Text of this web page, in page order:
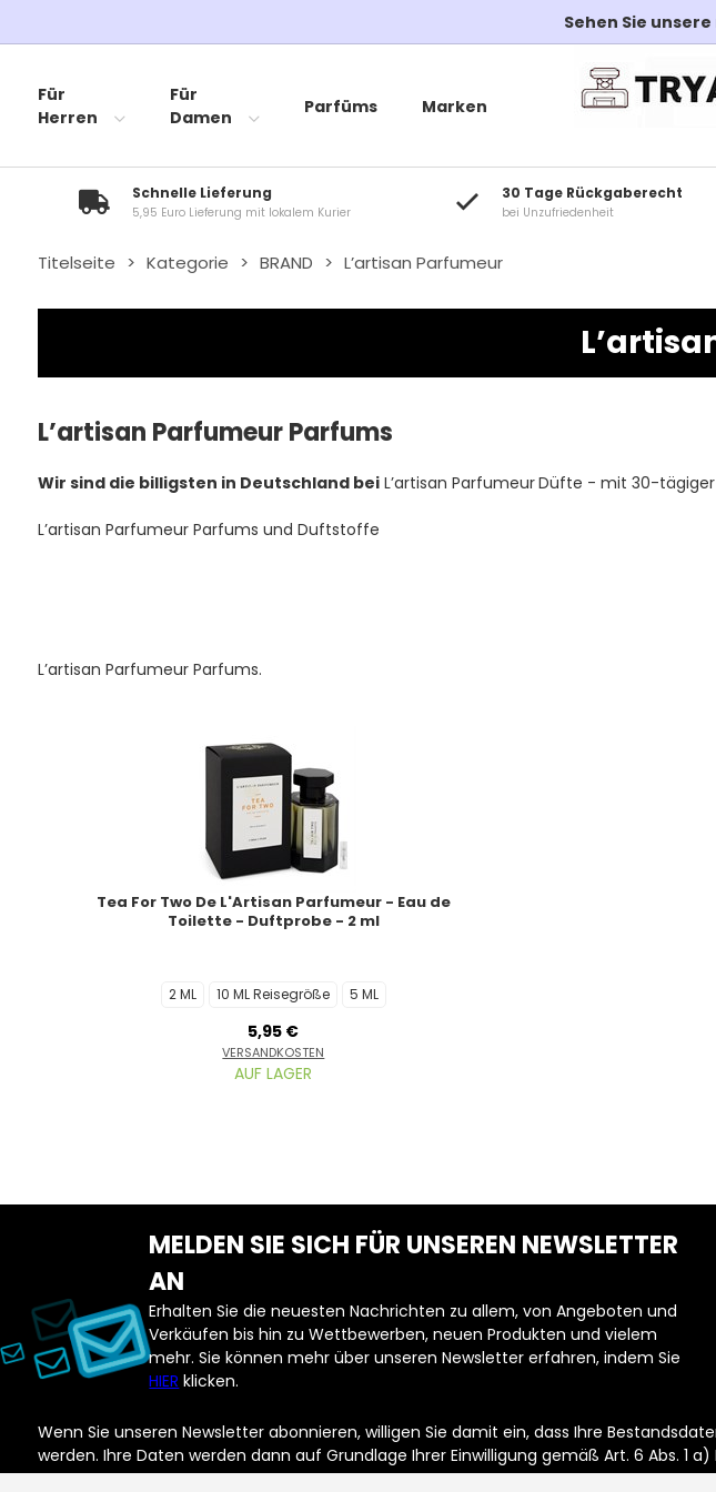
Sehen Sie
Für
Herren
Für
Damen
Parfüms Marken
Schnelle Lieferung
5,95 Euro Lieferung mit lokalem Kurier
30 Tage Rückgaberecht
bei Unzufriedenheit
Titelseite > Kategorie > BRAND > L’artisan Parfumeur
L’artisan Parfumeur Parfums
Wir sind die billigsten in Deutschland beiL’artisan ParfumeurDüfte - mit 30-tägiger
L’artisan Parfumeur Parfums und Duftstoffe
L’artisan Parfumeur Parfums.
Tea For Two De L'Artisan Parfumeur - Eau de
Toilette - Duftprobe - 2 ml
2 ML 10 ML Reisegröße 5 ML
5,95 €
VERSANDKOSTEN
AUF LAGER
MELDEN SIE SICH FÜR UNSEREN NEWSLETTER
AN
Erhalten Sie die neuesten Nachrichten zu allem, von Angeboten und
Verkäufen bis hin zu Wettbewerben, neuen Produkten und vielem
mehr. Sie können mehr über unseren Newsletter erfahren, indem Sie
HIER klicken.
Wenn Sie unseren Newsletter abonnieren, willigen Sie damit ein, dass Ihre
werden. Ihre Daten werden dann auf Grundlage Ihrer Einwilligung gemäß Art. 6 Abs. 1 a)